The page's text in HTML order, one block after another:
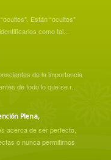
Están “ocultos”
como tal...
de la importancia
de todo lo que se r...
Plena,
acerca de ser perfecto,
o nunca permitirnos